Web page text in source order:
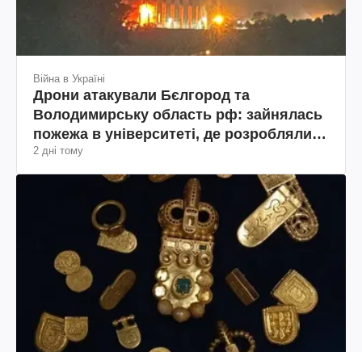
Війна в Україні
Дрони атакували Бєлгород та
Володимирську область рф: зайнялась
пожежа в університеті, де розробляли
дрони та склад Wildberries(фото, відео)
2 дні тому